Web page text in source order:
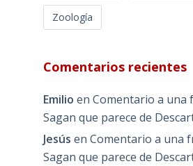
Zoología
Comentarios recientes
Emilio en Comentario a una
Sagan que parece de
Jesús en Comentario a una
Sagan que parece de